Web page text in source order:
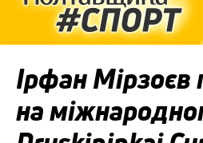
Ірфан Мірзоєв
на